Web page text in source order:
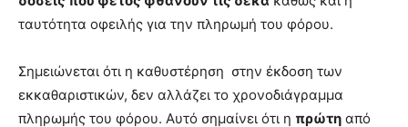
ταυτότητα οφειλής για την πληρωμή του φόρου.
Σημειώνεται ότι η καθυστέρηση στην έκδοση των
εκκαθαριστικών, δεν αλλάζει το χρονοδιάγραμμα
πληρωμής του φόρου. Αυτό σημαίνει ότι η πρώτη από